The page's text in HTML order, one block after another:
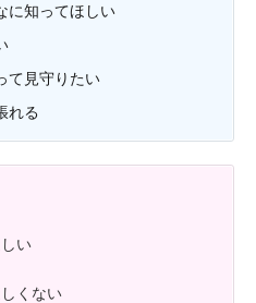
に知ってほしい
て見守りたい
れる
い
くない